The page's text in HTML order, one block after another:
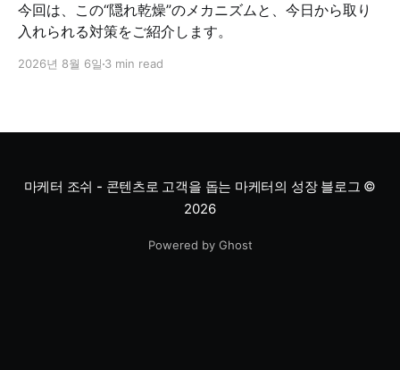
今回は、この“隠れ乾燥”のメカニズムと、今日から取り
入れられる対策をご紹介します。
2026년 8월 6일 3 min read
마케터 조쉬 - 콘텐츠로 고객을 돕는 마케터의 성장 블로그 ©
2026
Powered by Ghost